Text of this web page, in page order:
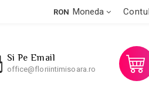
RON Moneda
Si Pe Email
office@floriintimisoara.ro